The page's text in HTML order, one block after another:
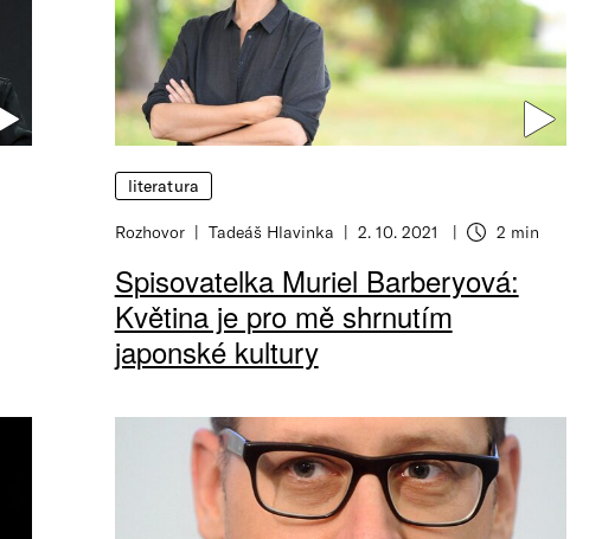
literatura
Rozhovor Tadeáš Hlavinka 2. 10. 2021 2 min
Spisovatelka Muriel Barberyová:
Květina je pro mě shrnutím
japonské kultury